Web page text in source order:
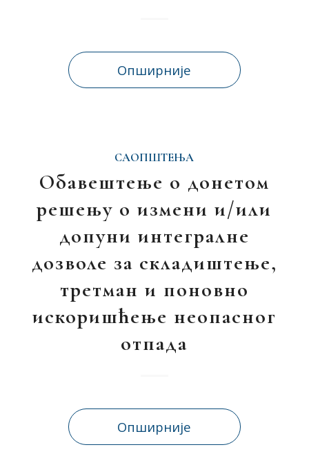
Опширније
САОПШТЕЊА
Обавештење о донетом
решењу о измени и/или
допуни интегралне
дозволе за складиштење,
третман и поновно
искоришћење неопасног
отпада
Опширније